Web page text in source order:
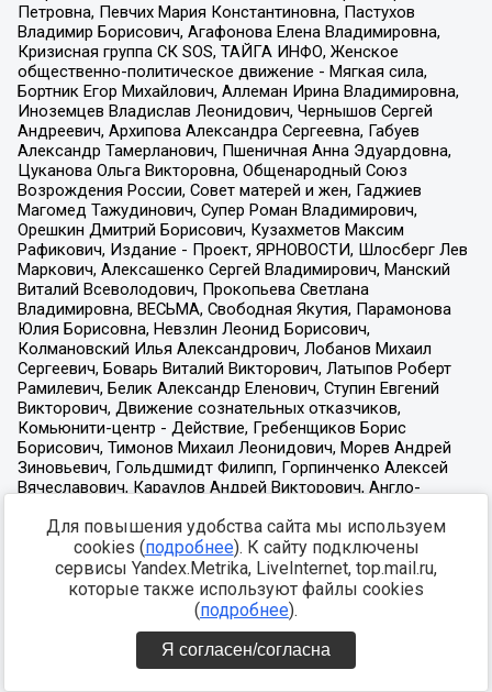
Для повышения удобства сайта мы используем
cookies (подробнее). К сайту подключены
сервисы Yandex.Metrika, LiveInternet, top.mail.ru,
которые также используют файлы cookies
(подробнее).
Я согласен/согласна